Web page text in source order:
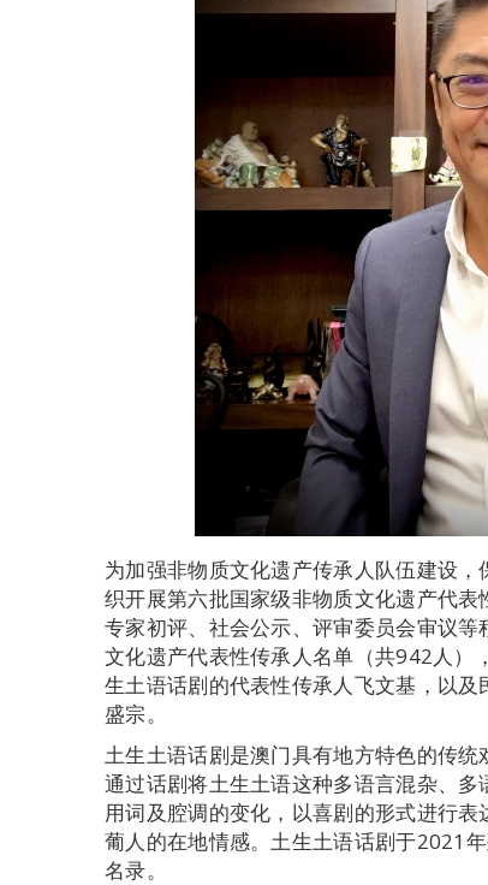
为加强非物质文化遗产传承人队伍建设
织开展第六批国家级非物质文化遗产代表
专家初评、社会公示、评审委员会审议
文化遗产代表性传承人名单（共942人）
生土语话剧的代表性传承人飞文基，以
盛宗。
土生土语话剧是澳门具有地方特色的传
通过话剧将土生土语这种多语言混杂、
用词及腔调的变化，以喜剧的形式进行
葡人的在地情感。土生土语话剧于2021
名录。